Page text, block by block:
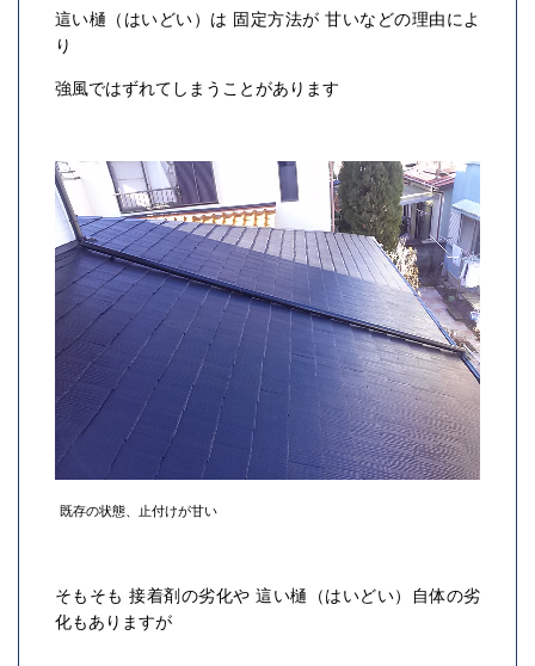
這い樋（はいどい）は 固定方法が 甘いなどの理由によ
り
強風ではずれてしまうことがあります
既存の状態、止付けが甘い
そもそも 接着剤の劣化や 這い樋（はいどい）自体の劣
化もありますが